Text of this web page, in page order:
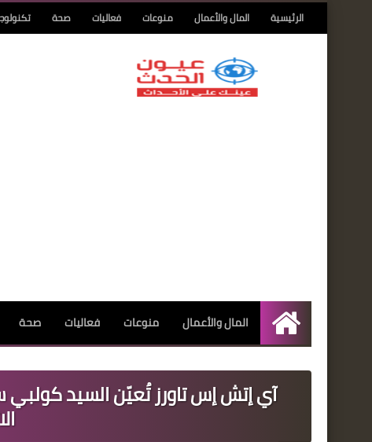
الرئيسية المال والأعمال منوعات فعاليات صحة
الرئيسية
المال والأعمال منوعات فعاليات صحة
آي إتش إس تاورز تُعيّن السيد